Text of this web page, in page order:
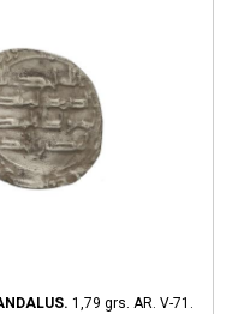
1,79 grs. AR. V-71.